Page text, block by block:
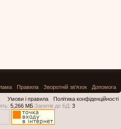
Правила Зворотній зв'язок
Допомога
Умови і правила
Політика конфіденційності
5,266 МБ Запитів до БД: 3